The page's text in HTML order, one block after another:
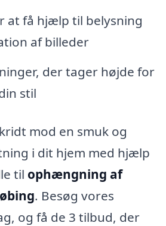
at få hjælp til belysning
af billeder
der tager højde for
stil
mod en smuk og
i dit hjem med hjælp
til ophængning af
. Besøg vores
og få de 3 tilbud, der